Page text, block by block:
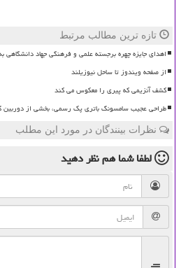
تازه ترین مطالب مرتبط
اهدای جایزه چهره برجسته علمی و فرهنگی جهاد دانشگاهی
از صفحه ویندوز تا ساحل نیوزیلند
کشف آنزیمی که پیری را معکوس می کند
طراحی عجیب سامسونگ باتری پک رسمی، بخشی از دوربین
نظرات بینندگان در مورد این مطلب
لطفا شما همنظر دهید